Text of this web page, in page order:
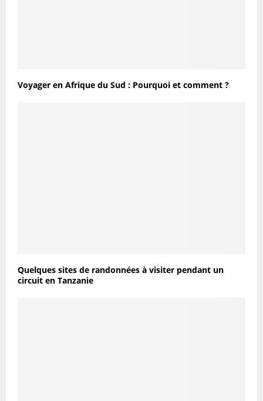
Voyager en Afrique du Sud : Pourquoi et comment ?
Quelques sites de randonnées à visiter pendant un
circuit en Tanzanie